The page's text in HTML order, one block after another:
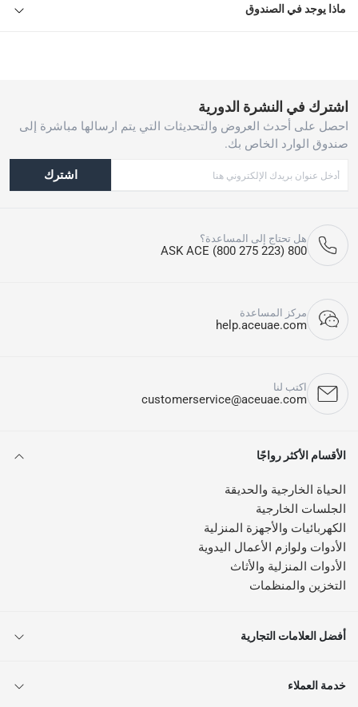
ماذا يوجد في الصندوق
اشترك في النشرة الدورية
احصل على أحدث العروض والتحديثات التي يتم ارسالها مباشرة إلى
صندوق الوارد الخاص بك.
اشترك
هل تحتاج إلى المساعدة؟
800 ASK ACE (800 275 223)
مركز المساعدة
help.aceuae.com
اكتب لنا
customerservice@aceuae.com
الأقسام الأكثر رواجًا
الحياة الخارجية والحديقة
الجلسات الخارجية
الكهربائيات والأجهزة المنزلية
الأدوات ولوازم الأعمال اليدوية
الأدوات المنزلية والأثاث
التخزين والمنظمات
أفضل العلامات التجارية
خدمة العملاء